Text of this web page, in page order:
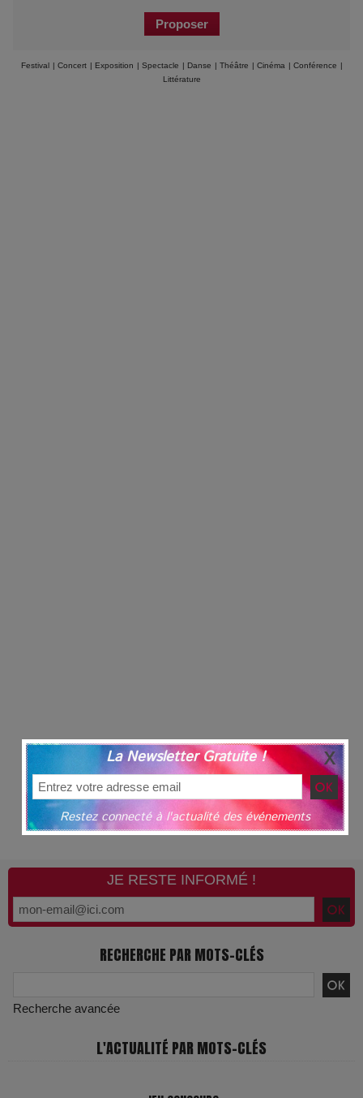
Festival | Concert | Exposition | Spectacle | Danse | Théâtre | Cinéma | Conférence |
Littérature
JE RESTE INFORMÉ !
RECHERCHE PAR MOTS-CLÉS
Recherche avancée
L'ACTUALITÉ PAR MOTS-CLÉS
La Newsletter Gratuite !
Restez connecté à l'actualité des événements